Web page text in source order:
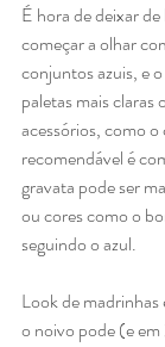
É hora de deixar
começar a olhar
conjuntos azuis, e
paletas mais claras
acessórios, como
recomendável é
gravata pode ser
ou cores como o
seguindo o azul.
Look de
o noivo pode (e